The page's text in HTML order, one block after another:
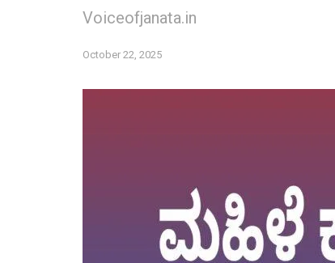
Voiceofjanata.in
October 22, 2025